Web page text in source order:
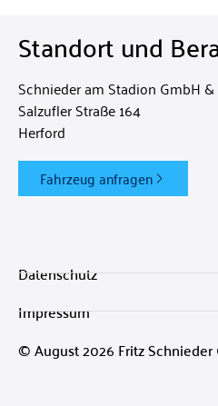
Standort und
Schnieder am Stadion GmbH
Salzufler Straße 164
Herford
Fahrzeug anfragen
Datenschutz
Impressum
© August 2026 Fritz Schnieder